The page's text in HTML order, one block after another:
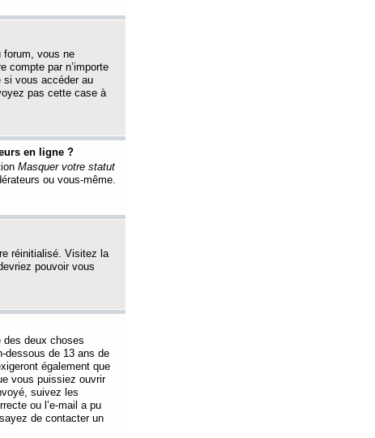
forum, vous ne
compte par n’importe
si vous accéder au
pas cette case à
en ligne ?
Masquer votre statut
ou vous-même.
réinitialisé. Visitez la
pouvoir vous
des deux choses
dessous de 13 ans de
également que
vous puissiez ouvrir
suivez les
ou l’e-mail a pu
de contacter un